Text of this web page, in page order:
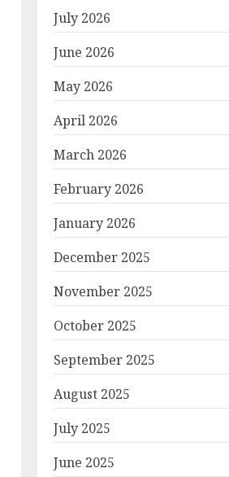
July 2026
June 2026
May 2026
April 2026
March 2026
February 2026
January 2026
December 2025
November 2025
October 2025
September 2025
August 2025
July 2025
June 2025